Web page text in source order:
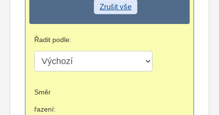
Zrušit vše
Řadit podle:
Směr
řazení: